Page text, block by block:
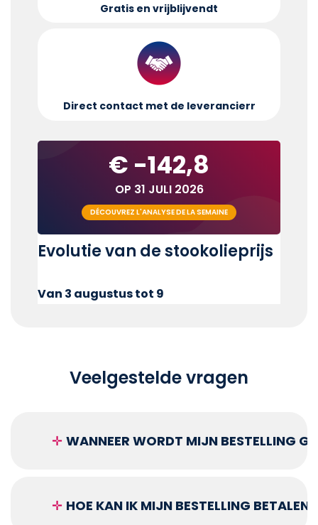
Gratis en vrijblijvendt
Direct contact met de leverancierr
€ -142,8
OP 31 JULI 2026
DÉCOUVREZ L'ANALYSE DE LA SEMAINE
Evolutie van de stookolieprijs
Van 3 augustus tot 9
Veelgestelde vragen
✛ WANNEER WORDT MIJN BESTELLING
✛ HOE KAN IK MIJN BESTELLING BETALEN?